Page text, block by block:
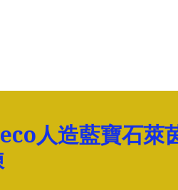
人造藍寶石萊